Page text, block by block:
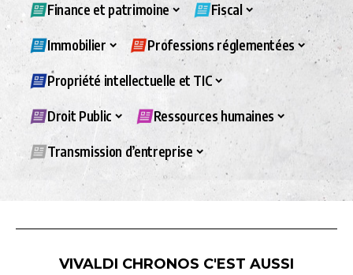
Finance et patrimoine Fiscal
Immobilier Professions réglementées
Propriété intellectuelle et TIC
Droit Public Ressources humaines
Transmission d’entreprise
VIVALDI CHRONOS C'EST AUSSI